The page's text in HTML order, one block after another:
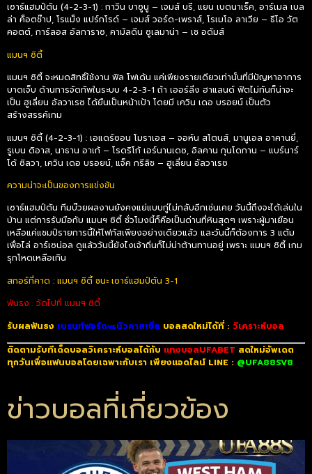
เซาธ์แฮมป์ตัน (4-2-3-1) : กาวิน บาซูนู – เจมส์ บรี, แยน เบดนาเร็ค, อาร์เมล เบล
ล่า ค็อตช๊าป, โรแม็ง แปร์กโรด์ – เจมส์ วอร์ด-เพราส์, โรเมโอ ลาเวีย – ธีโอ วัต
คอตต์, การ์ลอส อัลการาซ, คามัลดีน ซูเลมาน่า – เช อดัมส์
แมนฯ ซิตี้
แมนฯ ซิตี้ จะหมดสิทธิ์ใช้งาน ฟิล โฟเด้น แค่เพียงรายเดียวเท่านั้นที่มีปัญหาอาการ
บาดเจ็บ ด้านการจัดทัพในระบบ 4-2-3-1 ถ้า เออร์ลิ่ง ฮาแลนด์ ฟิตไม่ทันก็น่าจะ
เป็น ฮูเลี่ยน อัลวาเรซ ได้ยืนเป็นหน้าเป้า โดยมี เควิน เดอ บรอยน์ เป็นตัว
สร้างสรรค์เกม
แมนฯ ซิตี้ (4-2-3-1) : เอแดร์ซอน โมราเอส – จอห์น สโตนส์, มานูเอล อาคานยี่,
รูเบน ดิอาส, นาธาน อาเก้ – โรดริโก้ เอร์นานเดซ, อิลคาน กุนโดกาน – แบร์นาร์
โด้ ซิลวา, เควิน เดอ บรอยน์, แจ็ค กรีลิช – ฮูเลี่ยน อัลวาเรซ
ความน่าจะเป็นของการแข่งขัน
เซาธ์แฮมป์ตัน ทีมบ๊วยผลงานยังคงแย่แบบกู่ไม่กลับอีกเช่นเคย วันนี้ถึงจะได้เล่นใน
บ้าน แต่การรับมือกับ แมนฯ ซิตี้ ชั่วโมงนี้ก็คือเป็นด่านที่หินสุดๆ เพราะผู้มาเยือน
เหลือแค่แชมป์รายการนี้ให้โฟกัสเพียงอย่างเดียวแล้ว และวันนี้ก็ต้องการ 3 แต้ม
เพื่อไล่ อาร์เซน่อล ดูแล้ววันนี้ยังไงเจ้าถิ่นก็ไม่น่าต้านทานอยู่ เพราะ แมนฯ ซิตี้ เกม
รุกโหดเหลือเกิน
สกอร์ที่คาด : แมนฯ ซิตี้ ชนะ เซาธ์แฮมป์ตัน 3-1
ฟันธง : วัดไปที่ แมนฯ ซิตี้
รับผลฟันธง เบรนท์ฟอร์ดvsนิวคาสเซิ่ล บอลสดใหม่ได้ที่ : วิเคราะห์บอล
ติดตามรับทีเด็ดบอลวิเคราะห์บอลได้กับ แทงบอลUFABET สดใหม่อัพเดต
ทุกวันเพื่อแฟนบอลโดยเฉพาะกับเรา เพียงแอดไลน์ LINE : @UFA88SV8
ข่าวบอลที่เกี่ยวข้อง